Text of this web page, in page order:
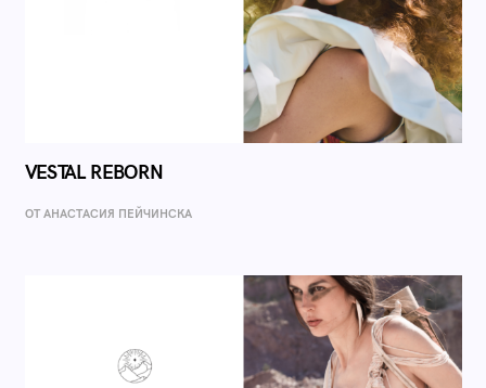
VESTAL REBORN
ОТ AНАСТАСИЯ ПЕЙЧИНСКА